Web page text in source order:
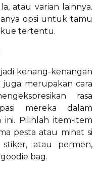
atau varian lainnya.
opsi untuk tamu
kue tertentu.
kenang-kenangan
merupakan cara
rasa
mereka dalam
ini. Pilihlah item-item
pesta atau minat si
atau permen,
bag.